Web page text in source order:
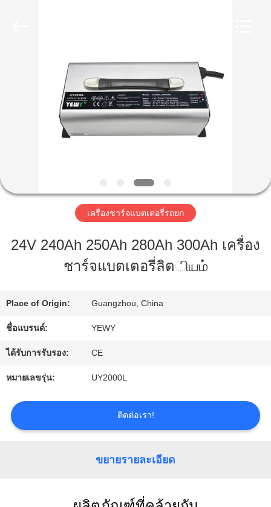
เกี่ยว
เรา
ทัวร์
โรงงาน
ติดต่อ
เครื่องชาร์จแบตเตอรี่รถยก
24V 240Ah 250Ah 280Ah 300Ah เครื่อง
ชาร์จแบตเตอรี่ลิตியம்
Place of Origin: Guangzhou, China
ชื่อแบรนด์: YEWY
ได้รับการรับรอง: CE
หมายเลขรุ่น: UY2000L
ติดต่อเรา!
ขยายรายละเอียด